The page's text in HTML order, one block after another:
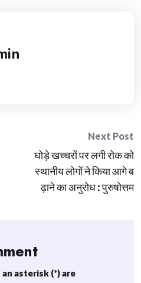
Next Post
घोड़े खच्चरों पर लगी रोक को
स्थानीय लोगों ने किया आगे ब
ढ़ाने का अनुरोध : पुरुषोत्तम
asterisk (*) are